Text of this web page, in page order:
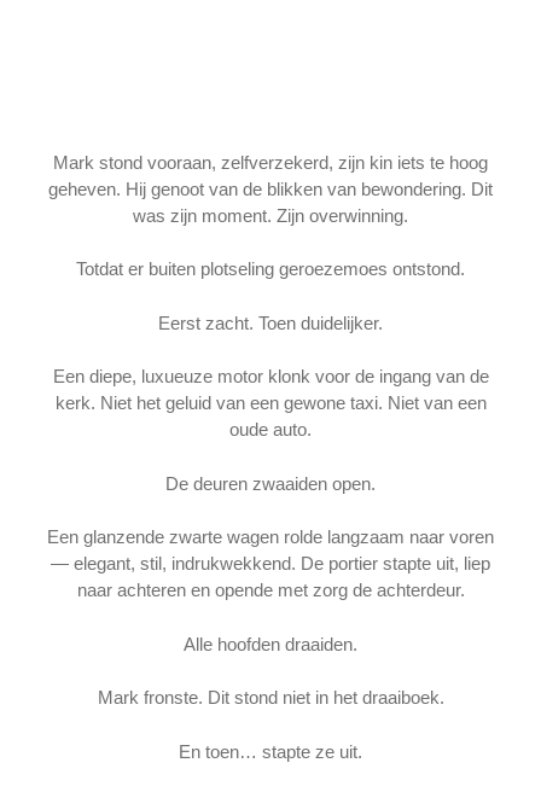
Mark stond vooraan, zelfverzekerd, zijn kin iets te hoog
geheven. Hij genoot van de blikken van bewondering. Dit
was zijn moment. Zijn overwinning.
Totdat er buiten plotseling geroezemoes ontstond.
Eerst zacht. Toen duidelijker.
Een diepe, luxueuze motor klonk voor de ingang van de
kerk. Niet het geluid van een gewone taxi. Niet van een
oude auto.
De deuren zwaaiden open.
Een glanzende zwarte wagen rolde langzaam naar voren
— elegant, stil, indrukwekkend. De portier stapte uit, liep
naar achteren en opende met zorg de achterdeur.
Alle hoofden draaiden.
Mark fronste. Dit stond niet in het draaiboek.
En toen… stapte ze uit.